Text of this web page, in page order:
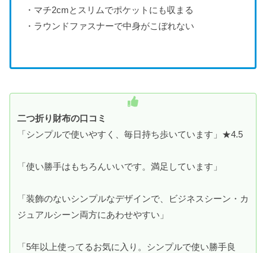
・マチ2cmとスリムでポケットにも収まる
・ラウンドファスナーで中身がこぼれない
二つ折り財布の口コミ
「シンプルで使いやすく、毎日持ち歩いています」★4.5
「使い勝手はもちろんいいです。満足しています」
「装飾のないシンプルなデザインで、ビジネスシーン・カ
ジュアルシーン両方にあわせやすい」
「5年以上使ってるお気に入り。シンプルで使い勝手良